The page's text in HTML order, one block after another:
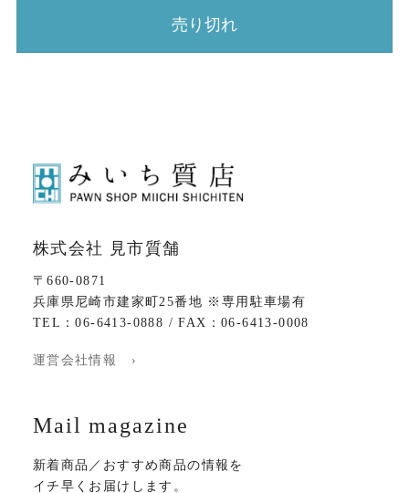
売り切れ
株式会社 見市質舗
〒660-0871
兵庫県尼崎市建家町25番地 ※専用駐車場有
TEL：06-6413-0888 / FAX：06-6413-0008
運営会社情報 ›
Mail magazine
新着商品／おすすめ商品の情報を
イチ早くお届けします。